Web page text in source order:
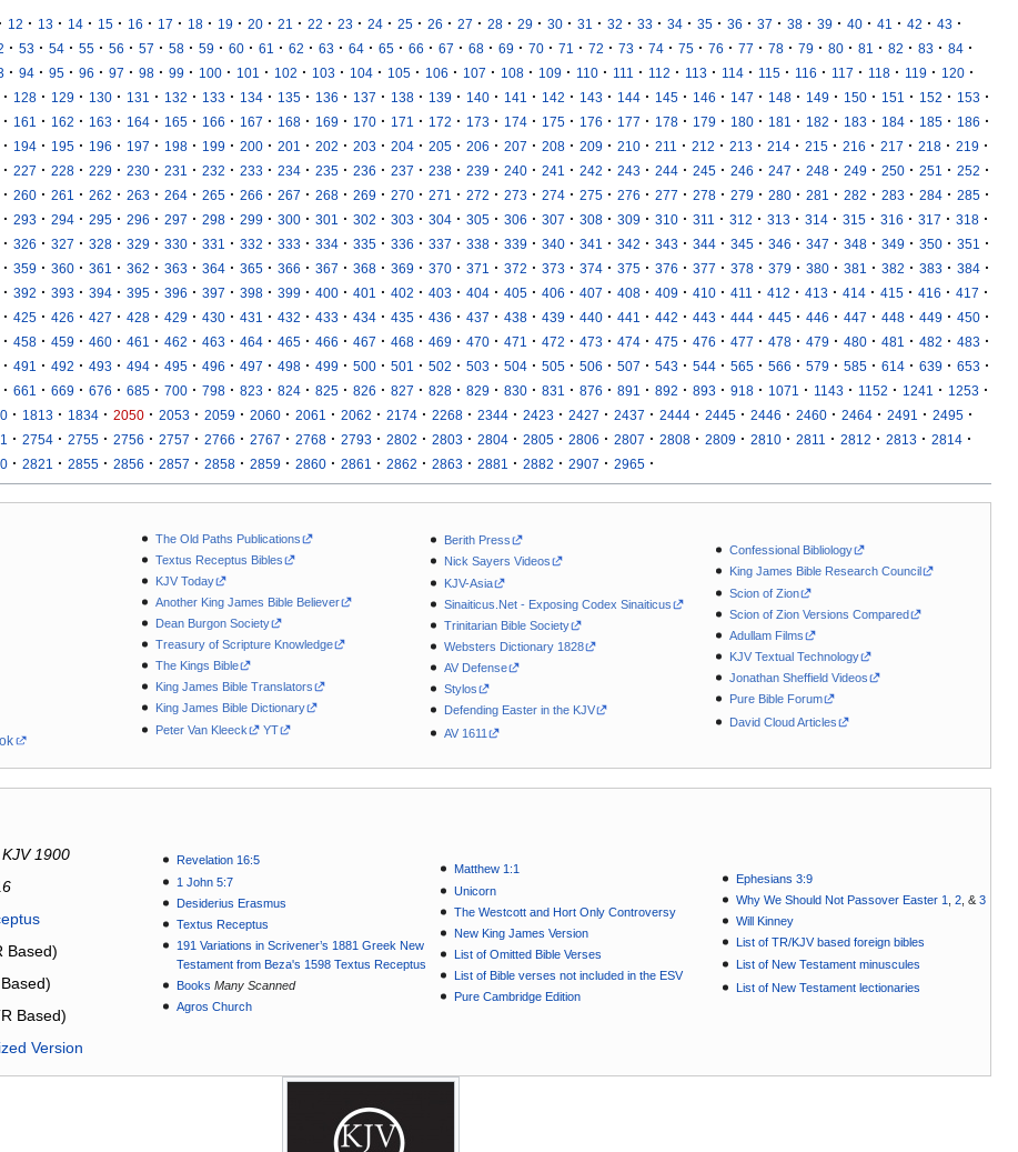
· 12 · 13 · 14 · 15 · 16 · 17 · 18 · 19 · 20 · 21 · 22 · 23 · 24 · 25 · 26 · 27 · 28 · 29 · 30 · 31 · 32 · 33 · 34 · 35 · 36 · 37 · 38 · 39 · 40 · 41 · 42 · 43 ·
· 53 · 54 · 55 · 56 · 57 · 58 · 59 · 60 · 61 · 62 · 63 · 64 · 65 · 66 · 67 · 68 · 69 · 70 · 71 · 72 · 73 · 74 · 75 · 76 · 77 · 78 · 79 · 80 · 81 · 82 · 83 · 84 ·
· 94 · 95 · 96 · 97 · 98 · 99 · 100 · 101 · 102 · 103 · 104 · 105 · 106 · 107 · 108 · 109 · 110 · 111 · 112 · 113 · 114 · 115 · 116 · 117 · 118 · 119 · 120 ·
· 128 · 129 · 130 · 131 · 132 · 133 · 134 · 135 · 136 · 137 · 138 · 139 · 140 · 141 · 142 · 143 · 144 · 145 · 146 · 147 · 148 · 149 · 150 · 151 · 152 · 153 ·
· 161 · 162 · 163 · 164 · 165 · 166 · 167 · 168 · 169 · 170 · 171 · 172 · 173 · 174 · 175 · 176 · 177 · 178 · 179 · 180 · 181 · 182 · 183 · 184 · 185 · 186 ·
· 194 · 195 · 196 · 197 · 198 · 199 · 200 · 201 · 202 · 203 · 204 · 205 · 206 · 207 · 208 · 209 · 210 · 211 · 212 · 213 · 214 · 215 · 216 · 217 · 218 · 219 ·
· 227 · 228 · 229 · 230 · 231 · 232 · 233 · 234 · 235 · 236 · 237 · 238 · 239 · 240 · 241 · 242 · 243 · 244 · 245 · 246 · 247 · 248 · 249 · 250 · 251 · 252 ·
· 260 · 261 · 262 · 263 · 264 · 265 · 266 · 267 · 268 · 269 · 270 · 271 · 272 · 273 · 274 · 275 · 276 · 277 · 278 · 279 · 280 · 281 · 282 · 283 · 284 · 285 ·
· 293 · 294 · 295 · 296 · 297 · 298 · 299 · 300 · 301 · 302 · 303 · 304 · 305 · 306 · 307 · 308 · 309 · 310 · 311 · 312 · 313 · 314 · 315 · 316 · 317 · 318 ·
· 326 · 327 · 328 · 329 · 330 · 331 · 332 · 333 · 334 · 335 · 336 · 337 · 338 · 339 · 340 · 341 · 342 · 343 · 344 · 345 · 346 · 347 · 348 · 349 · 350 · 351 ·
· 359 · 360 · 361 · 362 · 363 · 364 · 365 · 366 · 367 · 368 · 369 · 370 · 371 · 372 · 373 · 374 · 375 · 376 · 377 · 378 · 379 · 380 · 381 · 382 · 383 · 384 ·
· 392 · 393 · 394 · 395 · 396 · 397 · 398 · 399 · 400 · 401 · 402 · 403 · 404 · 405 · 406 · 407 · 408 · 409 · 410 · 411 · 412 · 413 · 414 · 415 · 416 · 417 ·
· 425 · 426 · 427 · 428 · 429 · 430 · 431 · 432 · 433 · 434 · 435 · 436 · 437 · 438 · 439 · 440 · 441 · 442 · 443 · 444 · 445 · 446 · 447 · 448 · 449 · 450 ·
· 458 · 459 · 460 · 461 · 462 · 463 · 464 · 465 · 466 · 467 · 468 · 469 · 470 · 471 · 472 · 473 · 474 · 475 · 476 · 477 · 478 · 479 · 480 · 481 · 482 · 483 ·
· 491 · 492 · 493 · 494 · 495 · 496 · 497 · 498 · 499 · 500 · 501 · 502 · 503 · 504 · 505 · 506 · 507 · 543 · 544 · 565 · 566 · 579 · 585 · 614 · 639 · 653 ·
· 661 · 669 · 676 · 685 · 700 · 798 · 823 · 824 · 825 · 826 · 827 · 828 · 829 · 830 · 831 · 876 · 891 · 892 · 893 · 918 · 1071 · 1143 · 1152 · 1241 · 1253 ·
· 1813 · 1834 · 2050 · 2053 · 2059 · 2060 · 2061 · 2062 · 2174 · 2268 · 2344 · 2423 · 2427 · 2437 · 2444 · 2445 · 2446 · 2460 · 2464 · 2491 · 2495 ·
· 2754 · 2755 · 2756 · 2757 · 2766 · 2767 · 2768 · 2793 · 2802 · 2803 · 2804 · 2805 · 2806 · 2807 · 2808 · 2809 · 2810 · 2811 · 2812 · 2813 · 2814 ·
· 2821 · 2855 · 2856 · 2857 · 2858 · 2859 · 2860 · 2861 · 2862 · 2863 · 2881 · 2882 · 2907 · 2965 ·
The Old Paths Publications
Textus Receptus Bibles
KJV Today
Another King James Bible Believer
Dean Burgon Society
Treasury of Scripture Knowledge
The Kings Bible
King James Bible Translators
King James Bible Dictionary
Peter Van Kleeck
YT
Berith Press
Nick Sayers Videos
KJV-Asia
Sinaiticus.Net - Exposing Codex Sinaiticus
Trinitarian Bible Society
Websters Dictionary 1828
AV Defense
Stylos
Defending Easter in the KJV
AV 1611
Confessional Bibliology
King James Bible Research Council
Scion of Zion
Scion of Zion Versions Compared
Adullam Films
KJV Textual Technology
Jonathan Sheffield Videos
Pure Bible Forum
David Cloud Articles
KJV 1900
Based)
Based)
Version
Revelation 16:5
1 John 5:7
Desiderius Erasmus
Textus Receptus
191 Variations in Scrivener’s 1881 Greek New
Testament from Beza's 1598 Textus Receptus
Books Many Scanned
Agros Church
Matthew 1:1
Unicorn
The Westcott and Hort Only Controversy
New King James Version
List of Omitted Bible Verses
List of Bible verses not included in the ESV
Pure Cambridge Edition
Ephesians 3:9
Why We Should Not Passover Easter 1
,2 , &3
Will Kinney
List of TR/KJV based foreign bibles
List of New Testament minuscules
List of New Testament lectionaries